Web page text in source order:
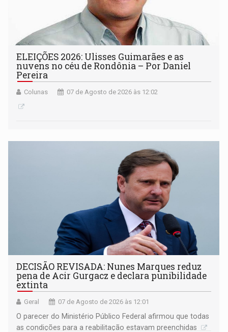
ELEIÇÕES 2026: Ulisses Guimarães e as
nuvens no céu de Rondônia – Por Daniel
Pereira
Colunas 07 de Agosto de 2026 às 12:02
DECISÃO REVISADA: Nunes Marques reduz
pena de Acir Gurgacz e declara punibilidade
extinta
Geral 07 de Agosto de 2026 às 12:01
O parecer do Ministério Público Federal afirmou que todas
as condições para a reabilitação estavam preenchidas